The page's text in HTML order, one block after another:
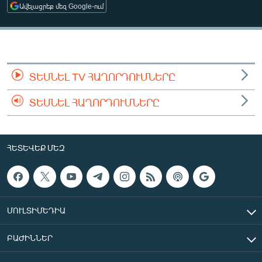
ՄԻՋԱԶԳԱՅԻՆ
ՄՇԱԿՈՒՅԹ
ՄԵԿՆԱԲԱՆՈՒԹՅՈՒՆ
ՏՏ ԵՒ ԻՆՏԵՐՆԵՏ
ԿՈՐՈՆԱՎԻՐՈՒՍ
ԱՐԽԻՎ
ԲԱՆԱՎԵՃ
ՁԳՏԵԼՈՎ ԼԱՎԱԳՈՒՅՆԻՆ
Հայերեն
Ավելացրեք մեզ Google-ում
ՏԵՍՆԵԼ TV ՀԱՂՈՐԴՈՒՄՆԵՐԸ
ՏԵՍՆԵԼ ՀԱՂՈՐԴՈՒՄՆԵՐԸ
ՀԵՏԵՎԵՔ ՄԵԶ
ՄՈՒԼՏԻՄԵԴԻԱ
ԲԱԺԻՆՆԵՐ